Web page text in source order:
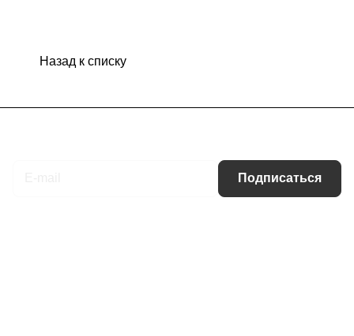
Назад к списку
Подписаться